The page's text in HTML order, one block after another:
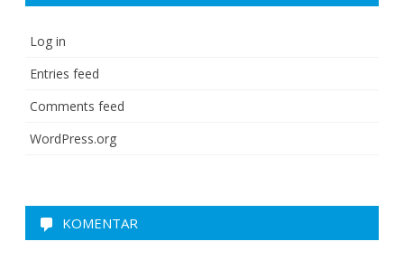
Log in
Entries feed
Comments feed
WordPress.org
KOMENTAR